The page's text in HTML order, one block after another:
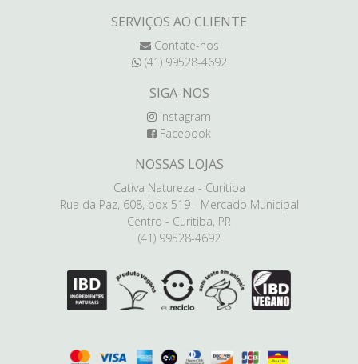
SERVIÇOS AO CLIENTE
Contate-nos
(41) 99528-4692
SIGA-NOS
instagram
Facebook
NOSSAS LOJAS
Cativa Natureza - Curitiba
Rua da Paz, 608, box 519 - Mercado Municipal
Centro - Curitiba, PR
(41) 99528-4692